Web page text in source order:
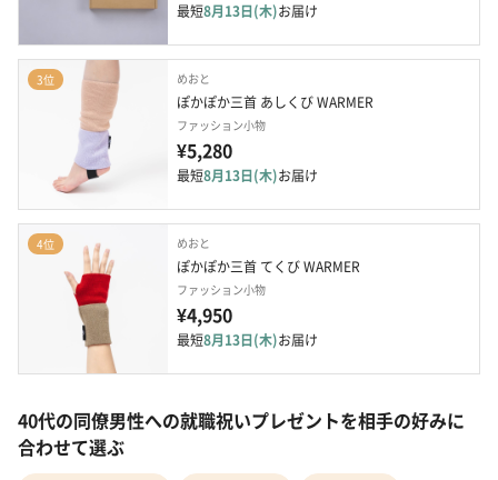
最短8月13日(木)お届け
3位 めおと
ぽかぽか三首 あしくび WARMER
ファッション小物
¥5,280
最短8月13日(木)お届け
4位 めおと
ぽかぽか三首 てくび WARMER
ファッション小物
¥4,950
最短8月13日(木)お届け
40代の同僚男性への就職祝いプレゼントを相手の好みに
合わせて選ぶ